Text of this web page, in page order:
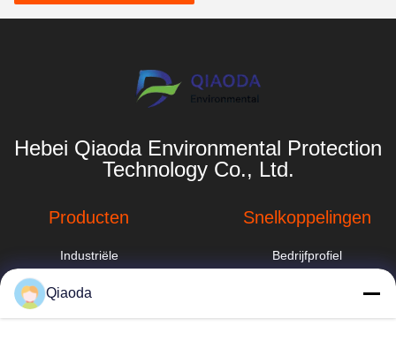
Hebei Qiaoda Environmental Protection
Technology Co., Ltd.
Producten
Industriële
stofafzuigsysteem
Snelkoppelingen
Bedrijfprofiel
Qiaoda